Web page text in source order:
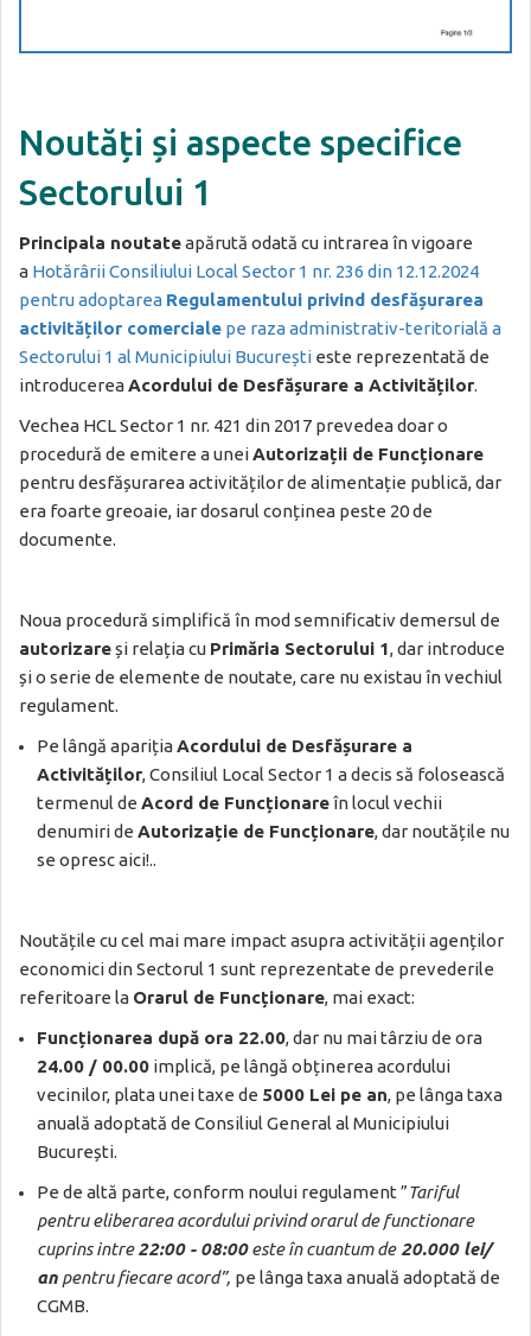
Noutăți și aspecte specifice
Sectorului 1
Principala noutateapărută odată cu intrarea în vigoare
a Hotărârii Consiliului Local Sector 1 nr. 236 din 12.12.2024
pentru adoptarea Regulamentului privind desfășurarea
activităților comerciale pe raza administrativ-teritorială a
Sectorului 1 al Municipiului București este reprezentată de
introducereaAcordului de Desfășurare a Activităților.
Vechea HCL Sector 1 nr. 421 din 2017 prevedea doar o
procedură de emitere a uneiAutorizații de Funcționare
pentru desfășurarea activităților de alimentație publică, dar
era foarte greoaie, iar dosarul conținea peste 20 de
documente.
Noua procedură simplifică în mod semnificativ demersul de
autorizareși relația cu Primăria Sectorului 1, dar introduce
și o serie de elemente de noutate, care nu existau în vechiul
regulament.
Pe lângă aparițiaAcordului de Desfășurare a
Activităților, Consiliul Local Sector 1 a decis să folosească
termenul de Acord de Funcționareîn locul vechii
denumiri de Autorizație de Funcționare, dar noutățile nu
se opresc aici!..
Noutățile cu cel mai mare impact asupra activității agenților
economici din Sectorul 1 sunt reprezentate de prevederile
referitoare la Orarul de Funcționare, mai exact:
Funcționarea după ora 22.00, dar nu mai târziu de ora
24.00 / 00.00 implică, pe lângă obținerea acordului
vecinilor, plata unei taxe de 5000 Lei pe an, pe lânga taxa
anuală adoptată de Consiliul General al Municipiului
București.
Pe de altă parte, conform noului regulament ”Tariful
pentru eliberarea acordului privind orarul de functionare
cuprins intre22:00 - 08:00este în cuantum de20.000 lei/
an pentru fiecare acord”, pe lânga taxa anuală adoptată de
CGMB.